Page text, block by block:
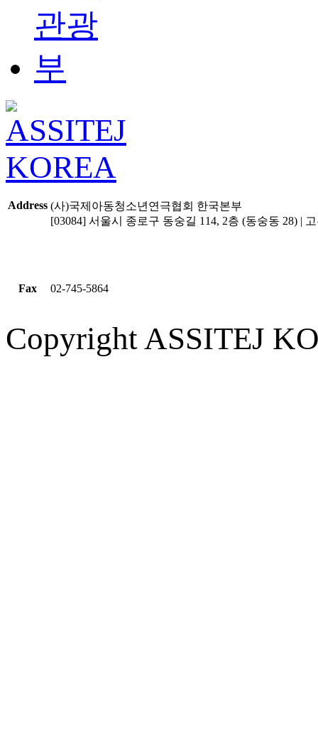
Address (사)국제아동청소년연극협회 한국본부
[03084] 서울시 종로구 동숭길 114, 2층 (동숭동 28) |
Fax 02-745-5864
Copyright ASSITEJ